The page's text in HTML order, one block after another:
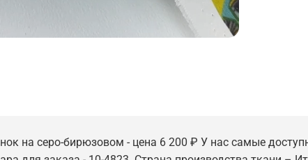
на серо-бирюзовом - цена 6 200 ₽ У нас самые